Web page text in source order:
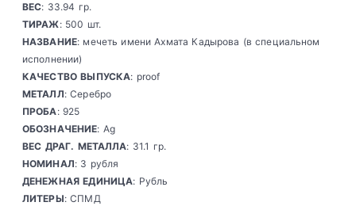
ВЕС: 33.94 гр.
ТИРАЖ: 500 шт.
НАЗВАНИЕ: мечеть имени Ахмата Кадырова (в специальном
исполнении)
КАЧЕСТВО ВЫПУСКА: proof
МЕТАЛЛ: Серебро
ПРОБА: 925
ОБОЗНАЧЕНИЕ: Ag
ВЕС ДРАГ. МЕТАЛЛА: 31.1 гр.
НОМИНАЛ: 3 рубля
ДЕНЕЖНАЯ ЕДИНИЦА: Рубль
ЛИТЕРЫ: СПМД